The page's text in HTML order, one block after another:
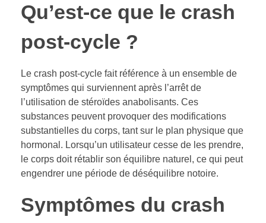
Qu’est-ce que le crash
post-cycle ?
Le crash post-cycle fait référence à un ensemble de
symptômes qui surviennent après l’arrêt de
l’utilisation de stéroïdes anabolisants. Ces
substances peuvent provoquer des modifications
substantielles du corps, tant sur le plan physique que
hormonal. Lorsqu’un utilisateur cesse de les prendre,
le corps doit rétablir son équilibre naturel, ce qui peut
engendrer une période de déséquilibre notoire.
Symptômes du crash